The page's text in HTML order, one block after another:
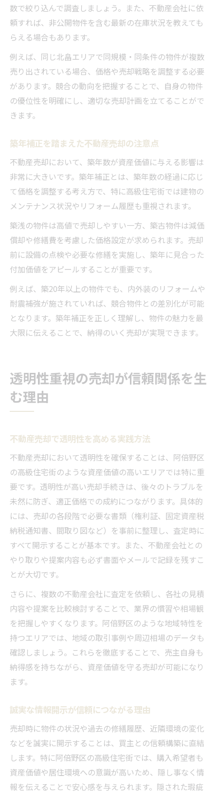
数で絞り込んで調査しましょう。また、不動産会社に依
頼すれば、非公開物件を含む最新の在庫状況を教えても
らえる場合もあります。
例えば、同じ北畠エリアで同規模・同条件の物件が複数
売り出されている場合、価格や売却戦略を調整する必要
があります。競合の動向を把握することで、自身の物件
の優位性を明確にし、適切な売却計画を立てることがで
きます。
築年補正を踏まえた不動産売却の注意点
不動産売却において、築年数が資産価値に与える影響は
非常に大きいです。築年補正とは、築年数の経過に応じ
て価格を調整する考え方で、特に高級住宅街では建物の
メンテナンス状況やリフォーム履歴も重視されます。
築浅の物件は高値で売却しやすい一方、築古物件は減価
償却や修繕費を考慮した価格設定が求められます。売却
前に設備の点検や必要な修繕を実施し、築年に見合った
付加価値をアピールすることが重要です。
例えば、築20年以上の物件でも、内外装のリフォームや
耐震補強が施されていれば、競合物件との差別化が可能
となります。築年補正を正しく理解し、物件の魅力を最
大限に伝えることで、納得のいく売却が実現できます。
透明性重視の売却が信頼関係を生
む理由
不動産売却で透明性を高める実践方法
不動産売却において透明性を確保することは、阿倍野区
の高級住宅街のような資産価値の高いエリアでは特に重
要です。透明性が高い売却手続きは、後々のトラブルを
未然に防ぎ、適正価格での成約につながります。具体的
には、売却の各段階で必要な書類（権利証、固定資産税
納税通知書、間取り図など）を事前に整理し、査定時に
すべて開示することが基本です。また、不動産会社との
やり取りや提案内容も必ず書面やメールで記録を残すこ
とが大切です。
さらに、複数の不動産会社に査定を依頼し、各社の見積
内容や提案を比較検討することで、業界の慣習や相場観
を把握しやすくなります。阿倍野区のような地域特性を
持つエリアでは、地域の取引事例や周辺相場のデータも
確認しましょう。これらを徹底することで、売主自身も
納得感を持ちながら、資産価値を守る売却が可能になり
ます。
誠実な情報開示が信頼につながる理由
売却時に物件の状況や過去の修繕履歴、近隣環境の変化
などを誠実に開示することは、買主との信頼構築に直結
します。特に阿倍野区の高級住宅街では、購入希望者も
資産価値や居住環境への意識が高いため、隠し事なく情
報を伝えることで安心感を与えられます。隠された瑕疵